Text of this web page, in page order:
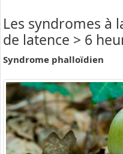
Les syndromes à
de latence > 6
Syndrome phalloïdien